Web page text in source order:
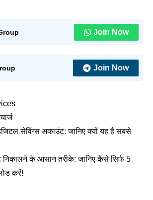
Join Now
Join Now
सेविंग्स अकाउंट: जानिए क्यों यह है सबसे
के आसान तरीके: जानिए कैसे सिर्फ 5
करें!